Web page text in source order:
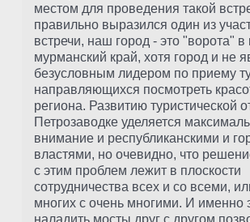
местом для проведения такой
правильно выразился один из
встречи, наш город - это "ворота" в
мурманский край, хотя город и не
безусловным лидером по приему
направляющихся посмотреть
региона. Развитию туристической
Петрозаводке уделяется
внимание и республиканскими и
властями, но очевидно, что
с этим проблем лежит в плоскости
сотрудничества всех и со всеми,
многих с очень многими. И именно
наладить мосты друг с другом